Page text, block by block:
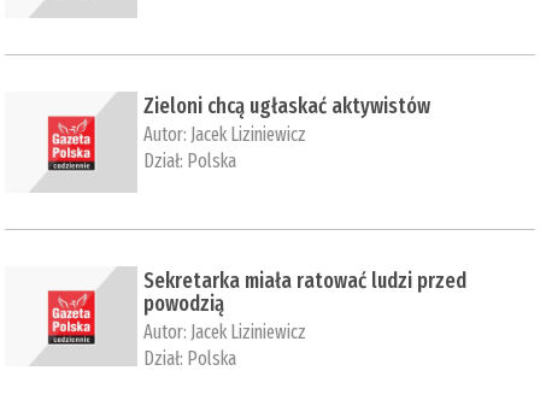
Zieloni chcą ugłaskać aktywistów
Autor: Jacek Liziniewicz
Dział: Polska
Sekretarka miała ratować ludzi przed
powodzią
Autor: Jacek Liziniewicz
Dział: Polska